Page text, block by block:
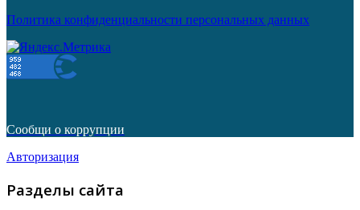
Политика конфиденциальности персональных данных
Сообщи о коррупции
Авторизация
Разделы сайта